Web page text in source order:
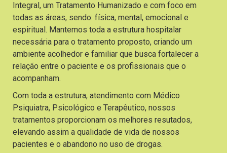
Integral, um Tratamento Humanizado e com foco em
todas as áreas, sendo: física, mental, emocional e
espiritual. Mantemos toda a estrutura hospitalar
necessária para o tratamento proposto, criando um
ambiente acolhedor e familiar que busca fortalecer a
relação entre o paciente e os profissionais que o
acompanham.
Com toda a estrutura, atendimento com Médico
Psiquiatra, Psicológico e Terapêutico, nossos
tratamentos proporcionam os melhores resutados,
elevando assim a qualidade de vida de nossos
pacientes e o abandono no uso de drogas.